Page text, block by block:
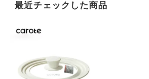
最近チェックした商品